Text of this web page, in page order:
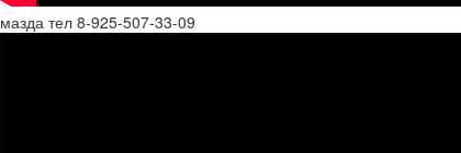
мазда тел 8-925-507-33-09